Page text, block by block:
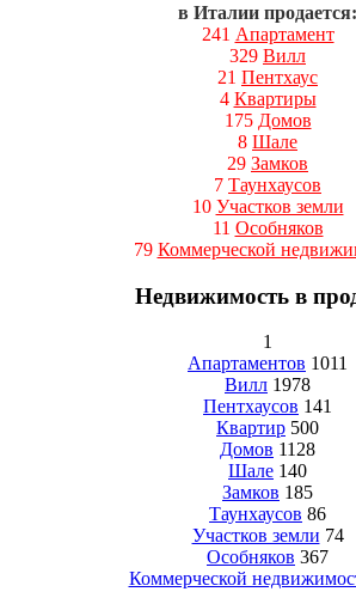
в Италии продается:
241 Апартамент
329 Вилл
21 Пентхаус
4 Квартиры
175 Домов
8 Шале
29 Замков
7 Таунхаусов
10 Участков земли
11 Особняков
79 Коммерческой
Недвижимость в
1
Апартаментов 1011
Вилл 1978
Пентхаусов 141
Квартир 500
Домов 1128
Шале 140
Замков 185
Таунхаусов 86
Участков земли 74
Особняков 367
Коммерческой